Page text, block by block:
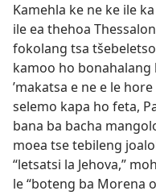
Kamehla ke ne ke ile
ile ea thehoa
fokolang tsa
kamoo ho bonahalang
’makatsa e ne e le
selemo kapa ho feta,
bana ba bacha
moea tse tebileng
“letsatsi la Jehova,”
le “boteng ba Morena